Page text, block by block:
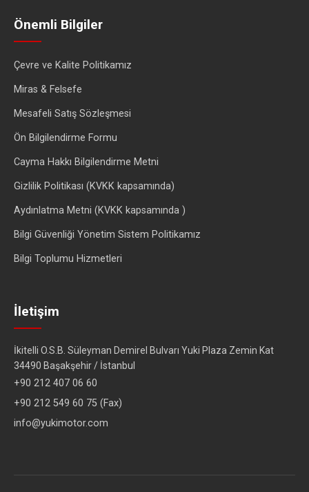
Önemli Bilgiler
Çevre ve Kalite Politikamız
Miras & Felsefe
Mesafeli Satış Sözleşmesi
Ön Bilgilendirme Formu
Cayma Hakkı Bilgilendirme Metni
Gizlilik Politikası (KVKK kapsamında)
Aydınlatma Metni (KVKK kapsamında )
Bilgi Güvenliği Yönetim Sistem Politikamız
Bilgi Toplumu Hizmetleri
İletişim
İkitelli O.S.B. Süleyman Demirel Bulvarı Yuki Plaza Zemin Kat
34490 Başakşehir / İstanbul
+90 212 407 06 60
+90 212 549 60 75 (Fax)
info@yukimotor.com